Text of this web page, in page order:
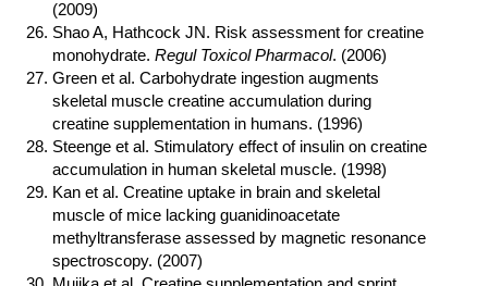
(2009)
Shao A, Hathcock JN. Risk assessment for creatine
monohydrate. Regul Toxicol Pharmacol. (2006)
Green et al. Carbohydrate ingestion augments
skeletal muscle creatine accumulation during
creatine supplementation in humans. (1996)
Steenge et al. Stimulatory effect of insulin on creatine
accumulation in human skeletal muscle. (1998)
Kan et al. Creatine uptake in brain and skeletal
muscle of mice lacking guanidinoacetate
methyltransferase assessed by magnetic resonance
spectroscopy. (2007)